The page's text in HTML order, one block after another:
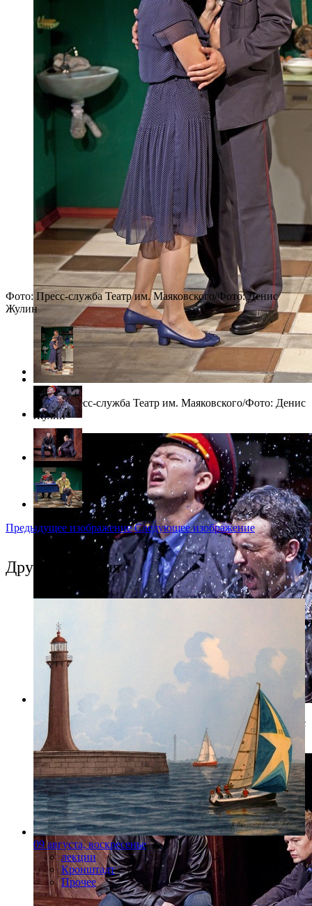
Фото: Пресс-служба Театр им. Маяковского/Фото: Денис
Жулин
Фото: Пресс-служба Театр им. Маяковского/Фото: Денис
Жулин
Фото: Пресс-служба Театр им. Маяковского/Фото: Денис
Жулин
Предыдущее изображение Следующее изображение
Другие события
09 августа, воскресенье
лекции
Кронштадт
Прочее